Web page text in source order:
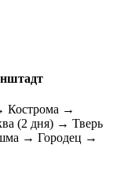
Кострома →
(2 дня) → Тверь
→ Городец →